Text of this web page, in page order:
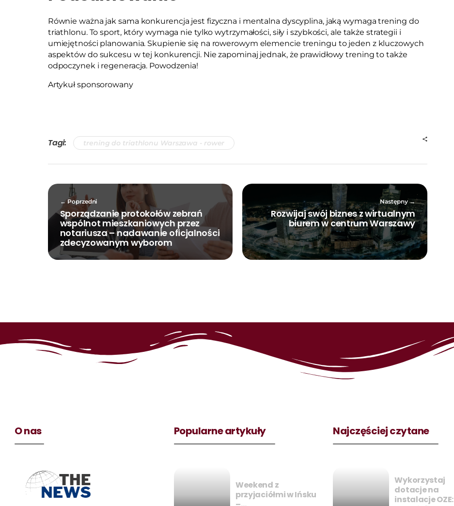
Równie ważna jak sama konkurencja jest fizyczna i mentalna dyscyplina, jaką wymaga trening do
triathlonu. To sport, który wymaga nie tylko wytrzymałości, siły i szybkości, ale także strategii i
umiejętności planowania. Skupienie się na rowerowym elemencie treningu to jeden z kluczowych
aspektów do sukcesu w tej konkurencji. Nie zapominaj jednak, że prawidłowy trening to także
odpoczynek i regeneracja. Powodzenia!
Artykuł sponsorowany
Tagi: trening do triathlonu Warszawa - rower
Poprzedni
Sporządzanie protokołów zebrań
wspólnot mieszkaniowych przez
notariusza – nadawanie oficjalności
zdecyzowanym wyborom
Następny
Rozwijaj swój biznes z wirtualnym
biurem w centrum Warszawy
O nas Popularne artykuły
Weekend z
przyjaciółmi w Ińsku
Najczęściej czytane
Wykorzystaj
dotacje na
instalacje OZE: